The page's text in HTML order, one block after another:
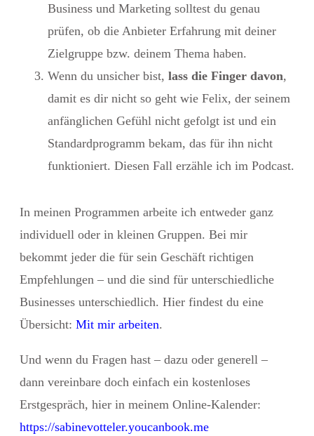
Business und Marketing solltest du genau
prüfen, ob die Anbieter Erfahrung mit deiner
Zielgruppe bzw. deinem Thema haben.
Wenn du unsicher bist, lass die Finger davon,
damit es dir nicht so geht wie Felix, der seinem
anfänglichen Gefühl nicht gefolgt ist und ein
Standardprogramm bekam, das für ihn nicht
funktioniert. Diesen Fall erzähle ich im Podcast.
In meinen Programmen arbeite ich entweder ganz
individuell oder in kleinen Gruppen. Bei mir
bekommt jeder die für sein Geschäft richtigen
Empfehlungen – und die sind für unterschiedliche
Businesses unterschiedlich. Hier findest du eine
Übersicht: Mit mir arbeiten.
Und wenn du Fragen hast – dazu oder generell –
dann vereinbare doch einfach ein kostenloses
Erstgespräch, hier in meinem Online-Kalender:
https://sabinevotteler.youcanbook.me